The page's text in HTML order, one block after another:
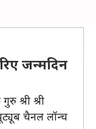
जन्मदिन
श्री श्री
चैनल लॉन्च